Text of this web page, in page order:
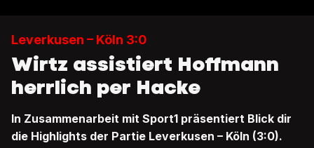
Leverkusen – Köln 3:0
Wirtz assistiert Hoffmann
herrlich per Hacke
In Zusammenarbeit mit Sport1 präsentiert Blick dir
die Highlights der Partie Leverkusen – Köln (3:0).